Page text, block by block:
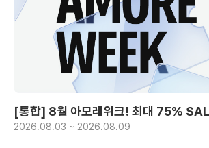
[통합] 8월 아모레위크! 최대 75%
2026.08.03 ~ 2026.08.09